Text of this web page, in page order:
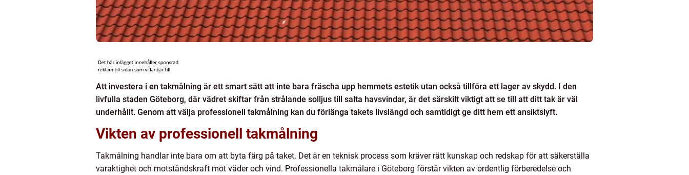
Att investera i en takmålning är ett smart sätt att inte bara fräscha upp hemmets estetik utan också tillföra ett lager av skydd. I den
livfulla staden Göteborg, där vädret skiftar från strålande solljus till salta havsvindar, är det särskilt viktigt att se till att ditt tak är väl
underhållt. Genom att välja professionell takmålning kan du förlänga takets livslängd och samtidigt ge ditt hem ett ansiktslyft.
Vikten av professionell takmålning
Takmålning handlar inte bara om att byta färg på taket. Det är en teknisk process som kräver rätt kunskap och redskap för att säkerställa
varaktighet och motståndskraft mot väder och vind. Professionella takmålare i Göteborg förstår vikten av ordentlig förberedelse och